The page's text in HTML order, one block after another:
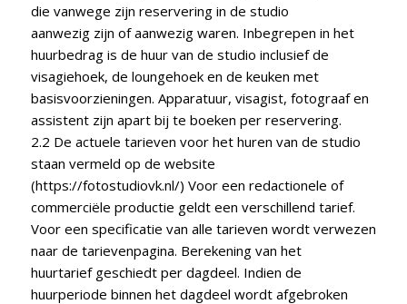
die vanwege zijn reservering in de studio
aanwezig zijn of aanwezig waren. Inbegrepen in het
huurbedrag is de huur van de studio inclusief de
visagiehoek, de loungehoek en de keuken met
basisvoorzieningen. Apparatuur, visagist, fotograaf en
assistent zijn apart bij te boeken per reservering.
2.2 De actuele tarieven voor het huren van de studio
staan vermeld op de website
(https://fotostudiovk.nl/) Voor een redactionele of
commerciële productie geldt een verschillend tarief.
Voor een specificatie van alle tarieven wordt verwezen
naar de tarievenpagina. Berekening van het
huurtarief geschiedt per dagdeel. Indien de
huurperiode binnen het dagdeel wordt afgebroken